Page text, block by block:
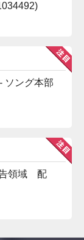
ソング本部
告領域 配